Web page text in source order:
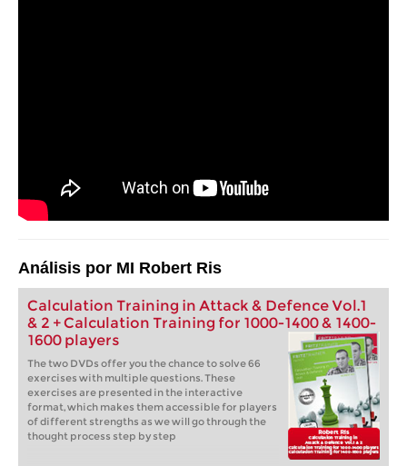
Análisis por MI Robert Ris
Calculation Training in Attack & Defence Vol.1
& 2 + Calculation Training for 1000-1400 & 1400-
1600 players
The two DVDs offer you the chance to solve 66
exercises with multiple questions. These
exercises are presented in the interactive
format, which makes them accessible for players
of different strengths as we will go through the
thought process step by step